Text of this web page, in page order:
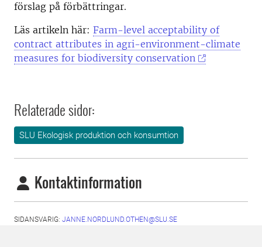
förslag på förbättringar.
Läs artikeln här: Farm-level acceptability of
contract attributes in agri-environment-climate
measures for biodiversity conservation
Relaterade sidor:
SLU Ekologisk produktion och konsumtion
Kontaktinformation
SIDANSVARIG: JANNE.NORDLUND.OTHEN@SLU.SE